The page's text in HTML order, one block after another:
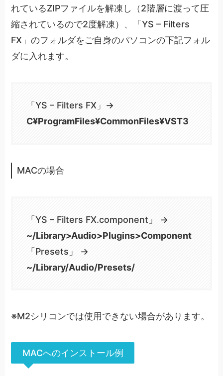
れているZIPファイルを解凍し（2階層に渡って圧
縮されているので2度解凍）、「YS – Filters
FX」のフォルダをご自身のパソコンの下記フォル
ダに入れます。
「YS – Filters FX」→
C¥ProgramFiles¥CommonFiles¥VST3
MACの場合
「YS – Filters FX.component」 →
~/Library>Audio>Plugins>Component
「Presets」 →
~/Library/Audio/Presets/
※M2シリコンでは使用できない場合があります。
MACへのインストール例